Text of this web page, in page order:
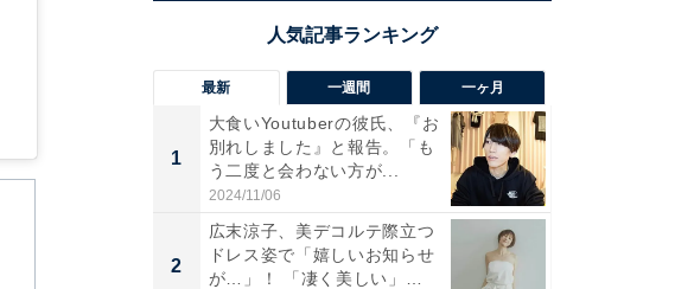
最新 一週間 一ヶ月
1
大食いYoutuberの彼氏、『お
別れしました』と報告。「も
う二度と会わない方が...
2024/11/06
2
広末涼子、美デコルテ際立つ
ドレス姿で「嬉しいお知らせ
が…」！ 「凄く美しい」